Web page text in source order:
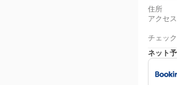
住所
アクセス
チェッ
ネット